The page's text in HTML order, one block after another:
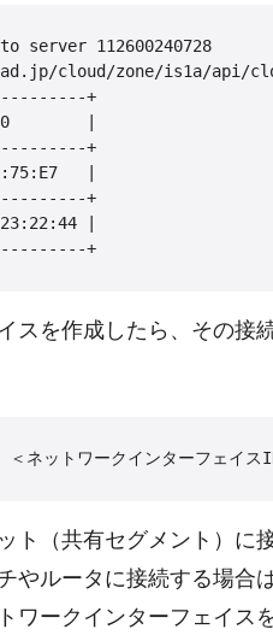
server 112600240728
cloud/zone/is1a/api/
+
|
+
|
+
|
スを作成したら、その接
（共有セグメント）に
やルータに接続する場合
ワークインターフェイス